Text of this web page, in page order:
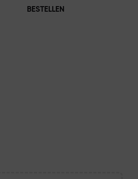
BESTELLEN